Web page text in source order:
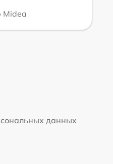
Midea
данных